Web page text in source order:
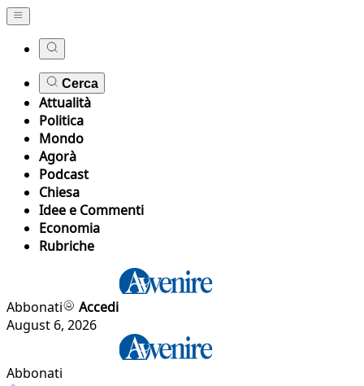
Cerca
Attualità
Politica
Mondo
Agorà
Podcast
Chiesa
Idee e Commenti
Economia
Rubriche
Abbonati
Accedi
August 6, 2026
Abbonati